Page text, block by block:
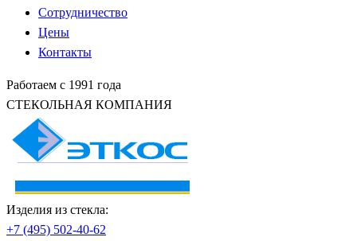
Сотрудничество
Цены
Контакты
Работаем с 1991 года
СТЕКОЛЬНАЯ КОМПАНИЯ
Изделия из стекла:
+7 (495) 502-40-62